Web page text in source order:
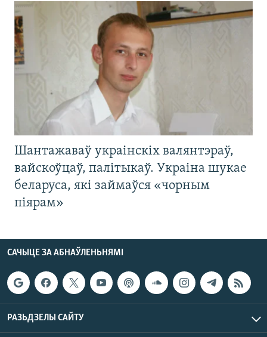
Шантажаваў украінскіх валянтэраў,
вайскоўцаў, палітыкаў. Украіна шукае
беларуса, які займаўся «чорным
піярам»
САЧЫЦЕ ЗА АБНАЎЛЕНЬНЯМІ
РАЗЬДЗЕЛЫ САЙТУ